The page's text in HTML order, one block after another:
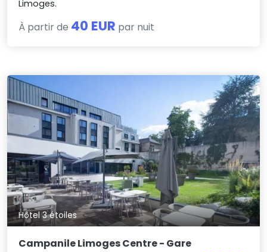
Limoges.
À partir de 40 EUR par nuit
Hôtel 3 étoiles
Campanile Limoges Centre - Gare